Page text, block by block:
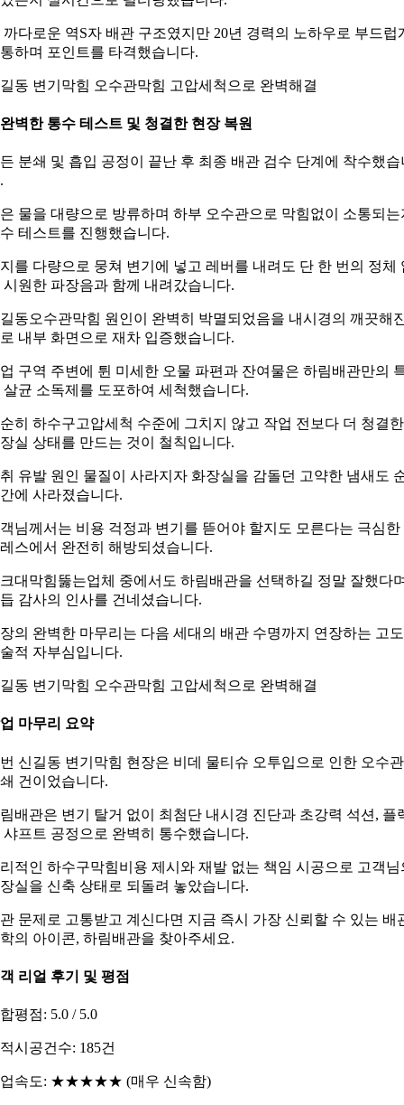
까다로운 역S자 배관 구조였지만 20년 경력의 노하우로 부드럽
하며 포인트를 타격했습니다.
동 변기막힘 오수관막힘 고압세척으로 완벽해결
벽한 통수 테스트 및 청결한 현장 복원
분쇄 및 흡입 공정이 끝난 후 최종 배관 검수 단계에 착수했습
물을 대량으로 방류하며 하부 오수관으로 막힘없이 소통되는
테스트를 진행했습니다.
를 다량으로 뭉쳐 변기에 넣고 레버를 내려도 단 한 번의 정체
시원한 파장음과 함께 내려갔습니다.
동오수관막힘 원인이 완벽히 박멸되었음을 내시경의 깨끗해
내부 화면으로 재차 입증했습니다.
구역 주변에 튄 미세한 오물 파편과 잔여물은 하림배관만의
살균 소독제를 도포하여 세척했습니다.
히 하수구고압세척 수준에 그치지 않고 작업 전보다 더 청결한
실 상태를 만드는 것이 철칙입니다.
유발 원인 물질이 사라지자 화장실을 감돌던 고약한 냄새도
에 사라졌습니다.
님께서는 비용 걱정과 변기를 뜯어야 할지도 모른다는 극심한
스에서 완전히 해방되셨습니다.
대막힘뚫는업체 중에서도 하림배관을 선택하길 정말 잘했다
감사의 인사를 건네셨습니다.
의 완벽한 마무리는 다음 세대의 배관 수명까지 연장하는 고
적 자부심입니다.
동 변기막힘 오수관막힘 고압세척으로 완벽해결
마무리 요약
신길동 변기막힘 현장은 비데 물티슈 오투입으로 인한 오수관
건이었습니다.
배관은 변기 탈거 없이 최첨단 내시경 진단과 초강력 석션, 플
샤프트 공정으로 완벽히 통수했습니다.
적인 하수구막힘비용 제시와 재발 없는 책임 시공으로 고객님
실을 신축 상태로 되돌려 놓았습니다.
문제로 고통받고 계신다면 지금 즉시 가장 신뢰할 수 있는 배
의 아이콘, 하림배관을 찾아주세요.
리얼 후기 및 평점
평점: 5.0 / 5.0
시공건수: 185건
속도: ★★★★★ (매우 신속함)